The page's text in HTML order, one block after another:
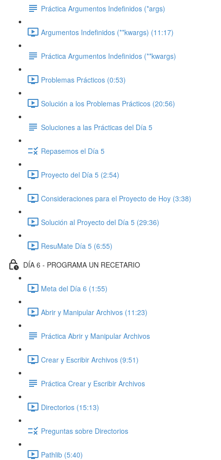
Práctica Argumentos Indefinidos (*args)
Argumentos Indefinidos (**kwargs) (11:17)
Práctica Argumentos Indefinidos (**kwargs)
Problemas Prácticos (0:53)
Solución a los Problemas Prácticos (20:56)
Soluciones a las Prácticas del Día 5
Repasemos el Día 5
Proyecto del Día 5 (2:54)
Consideraciones para el Proyecto de Hoy (3:38)
Solución al Proyecto del Día 5 (29:36)
ResuMate Día 5 (6:55)
DÍA 6 - PROGRAMA UN RECETARIO
Meta del Día 6 (1:55)
Abrir y Manipular Archivos (11:23)
Práctica Abrir y Manipular Archivos
Crear y Escribir Archivos (9:51)
Práctica Crear y Escribir Archivos
Directorios (15:13)
Preguntas sobre Directorios
Pathlib (5:40)